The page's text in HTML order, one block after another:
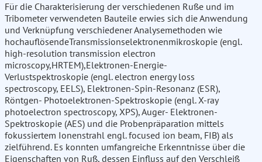
Für die Charakterisierung der verschiedenen Ruße und im
Tribometer verwendeten Bauteile erwies sich die Anwendung
und Verknüpfung verschiedener Analysemethoden wie
hochauflösendeTransmissionselektronenmikroskopie (engl.
high-resolution transmission electron
microscopy,HRTEM),Elektronen-Energie-
Verlustspektroskopie (engl. electron energy loss
spectroscopy, EELS), Elektronen-Spin-Resonanz (ESR),
Röntgen- Photoelektronen-Spektroskopie (engl. X-ray
photoelectron spectroscopy, XPS), Auger- Elektronen-
Spektroskopie (AES) und die Probenpräparation mittels
fokussiertem Ionenstrahl engl. focused ion beam, FIB) als
zielführend. Es konnten umfangreiche Erkenntnisse über die
Eigenschaften von Ruß, dessen Einfluss auf den Verschleiß